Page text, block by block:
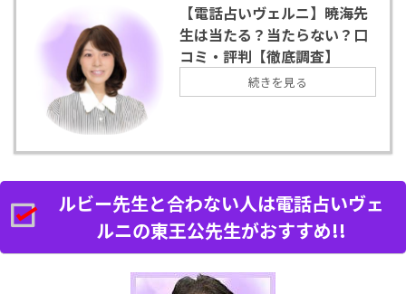
【電話占いヴェルニ】暁海先
生は当たる？当たらない？口
コミ・評判【徹底調査】
続きを見る
ルビー先生と合わない人は電話占いヴェ
ルニの東王公先生がおすすめ!!